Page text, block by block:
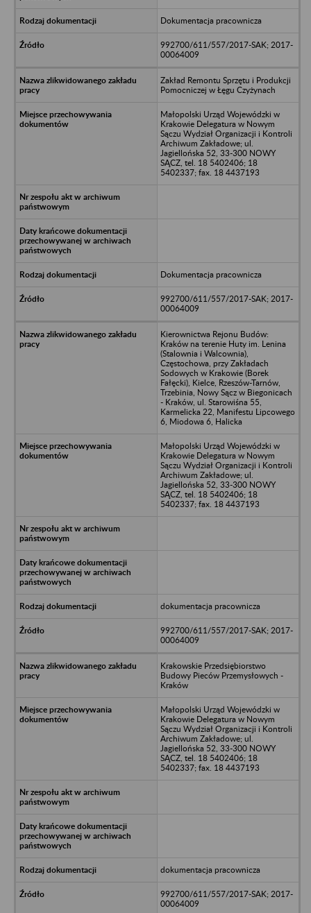
Dokumentacja pracownicza
992700/611/557/2017-SAK; 2017-
00064009
Zakład Remontu Sprzętu i Produkcji
Pomocniczej w Łęgu Czyżynach
Małopolski Urząd Wojewódzki w
Krakowie Delegatura w Nowym
Sączu Wydział Organizacji i Kontroli
Archiwum Zakładowe; ul.
Jagiellońska 52, 33-300 NOWY
SĄCZ, tel. 18 5402406; 18
5402337; fax. 18 4437193
Dokumentacja pracownicza
992700/611/557/2017-SAK; 2017-
00064009
Kierownictwa Rejonu Budów:
Kraków na terenie Huty im. Lenina
(Stalownia i Walcownia),
Częstochowa, przy Zakładach
Sodowych w Krakowie (Borek
Fałęcki), Kielce, Rzeszów-Tarnów,
Trzebinia, Nowy Sącz w Biegonicach
- Kraków, ul. Starowiśna 55,
Karmelicka 22, Manifestu Lipcowego
6, Miodowa 6, Halicka
Małopolski Urząd Wojewódzki w
Krakowie Delegatura w Nowym
Sączu Wydział Organizacji i Kontroli
Archiwum Zakładowe; ul.
Jagiellońska 52, 33-300 NOWY
SĄCZ, tel. 18 5402406; 18
5402337; fax. 18 4437193
dokumentacja pracownicza
992700/611/557/2017-SAK; 2017-
00064009
Krakowskie Przedsiębiorstwo
Budowy Pieców Przemysłowych -
Kraków
Małopolski Urząd Wojewódzki w
Krakowie Delegatura w Nowym
Sączu Wydział Organizacji i Kontroli
Archiwum Zakładowe; ul.
Jagiellońska 52, 33-300 NOWY
SĄCZ, tel. 18 5402406; 18
5402337; fax. 18 4437193
dokumentacja pracownicza
992700/611/557/2017-SAK; 2017-
00064009